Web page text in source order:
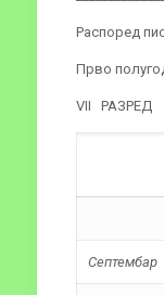
Распоред
Прво
VII РАЗРЕД
Септембар